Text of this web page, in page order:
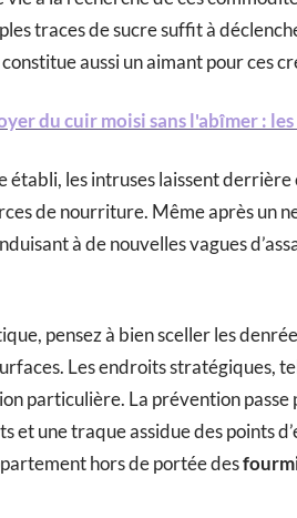
traces de sucre suffit à
aussi un aimant pour ces
du cuir moisi sans l'abîmer :
établi, les intruses laissent derrière
de nourriture. Même après un
à de nouvelles vagues
pensez à bien sceller les
Les endroits stratégiques,
particulière. La prévention
et une traque assidue des points
hors de portée des